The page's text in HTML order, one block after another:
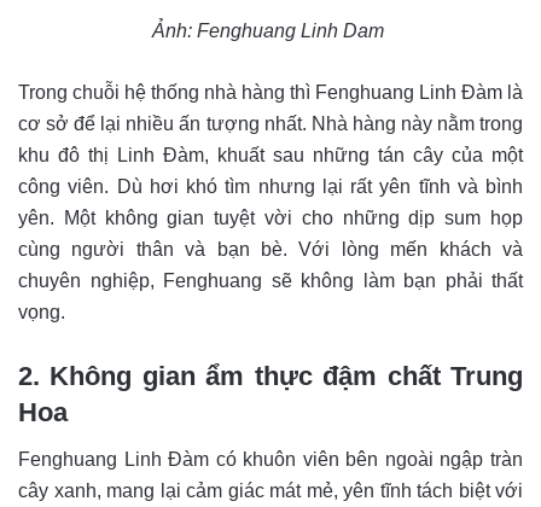
Ảnh: Fenghuang Linh Dam
Trong chuỗi hệ thống nhà hàng thì Fenghuang Linh Đàm là
cơ sở để lại nhiều ấn tượng nhất. Nhà hàng này nằm trong
khu đô thị Linh Đàm, khuất sau những tán cây của một
công viên. Dù hơi khó tìm nhưng lại rất yên tĩnh và bình
yên. Một không gian tuyệt vời cho những dịp sum họp
cùng người thân và bạn bè. Với lòng mến khách và
chuyên nghiệp, Fenghuang sẽ không làm bạn phải thất
vọng.
2. Không gian ẩm thực đậm chất Trung
Hoa
Fenghuang Linh Đàm có khuôn viên bên ngoài ngập tràn
cây xanh, mang lại cảm giác mát mẻ, yên tĩnh tách biệt với